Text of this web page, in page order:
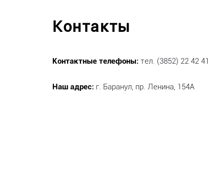
Контакты
Контактные телефоны: тел. (3852) 22 42 41
Наш адрес: г. Баранул, пр. Ленина, 154А